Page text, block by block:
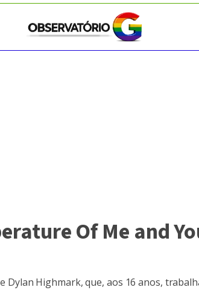
Of Me and
Highmark, que, aos 16 anos,